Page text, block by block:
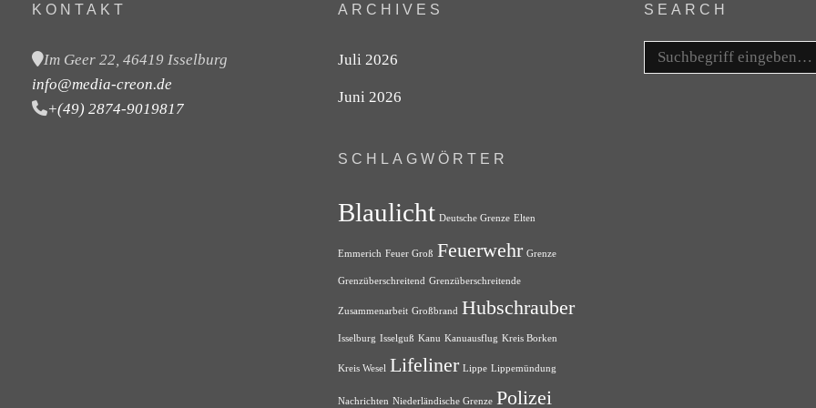
KONTAKT
Im Geer 22, 46419 Isselburg
info@media-creon.de
+(49) 2874-9019817
ARCHIVES
Juli 2026
Juni 2026
SCHLAGWÖRTER
Blaulicht Deutsche Grenze Elten
Emmerich Feuer Groß Feuerwehr Grenze
Grenzüberschreitend Grenzüberschreitende
Zusammenarbeit Großbrand Hubschrauber
Isselburg Isselguß Kanu Kanuausflug Kreis Borken
Kreis Wesel Lifeliner Lippe Lippemündung
Nachrichten Niederländische Grenze Polizei
SEARCH
Search
for: